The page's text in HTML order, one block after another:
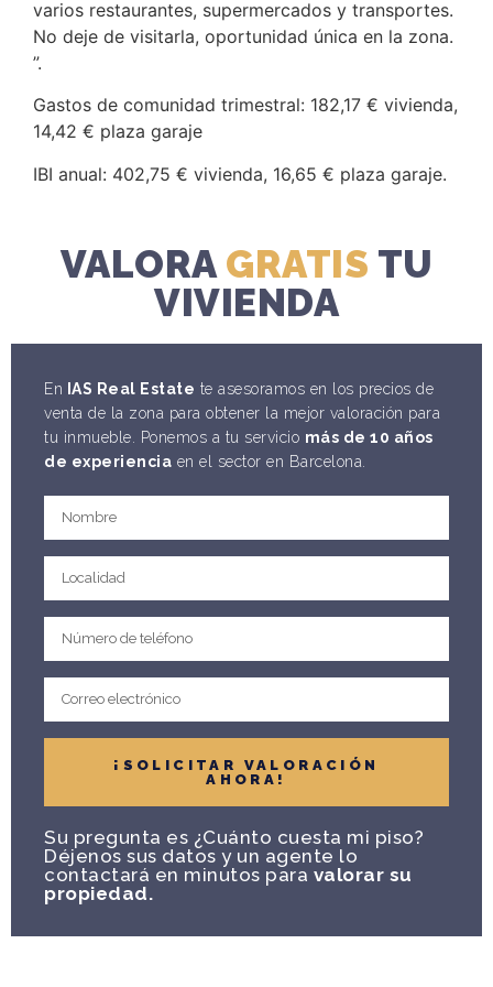
varios restaurantes, supermercados y transportes.
No deje de visitarla, oportunidad única en la zona.
”.
Gastos de comunidad trimestral: 182,17 € vivienda,
14,42 € plaza garaje
IBI anual: 402,75 € vivienda, 16,65 € plaza garaje.
VALORA GRATIS TU
VIVIENDA
En IAS Real Estate te asesoramos en los precios de
venta de la zona para obtener la mejor valoración para
tu inmueble. Ponemos a tu servicio más de 10 años
de experiencia en el sector en Barcelona.
¡SOLICITAR VALORACIÓN
AHORA!
Su pregunta es ¿Cuánto cuesta mi piso?
Déjenos sus datos y un agente lo
contactará en minutos para valorar su
propiedad.